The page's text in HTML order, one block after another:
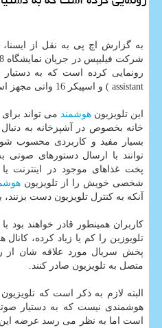
شركت فیلیپس در جریان نمایشگاه CES 2018 از یك تلوزیون
رونمایی كرده است كه به
assistant ) و اسپیكر 16 واتی مجهز است.
این تلویزیون هوشمند می تواند
خانه بخصوص در آشپزخانه به
بسیار مفید و كاربردی محسوب
توانند با ارسال دستورهای صوتی
پخت غذاهای موجود در اینترنت
شخصی خویش را از تلویزیون
آنكه به كنترل تلویزیون دست بزنند،
كاربران همینطور قادر خواهند
تلویوزین را كم یا زیاد كرده،
پخش سریال مورد علاقه شان
متصل به تلویزیون صادر كنند.
البته لازم به ذكر است كه
هوشمندی نیست كه به دستیار
است اما به نظر می رسد عرضه